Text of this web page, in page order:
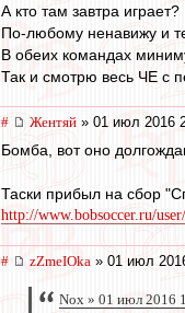
А кто там завтра играет?
По-любому ненавижу и
В обеих командах
Так и смотрю весь ЧЕ с
# Жентяй » 01 июл 2016
Бомба, вот оно
Таски прибыл на сбор
http://www.bobsoccer.ru/
# zZmeIOka » 01 июл
Nox » 01 июл 2016